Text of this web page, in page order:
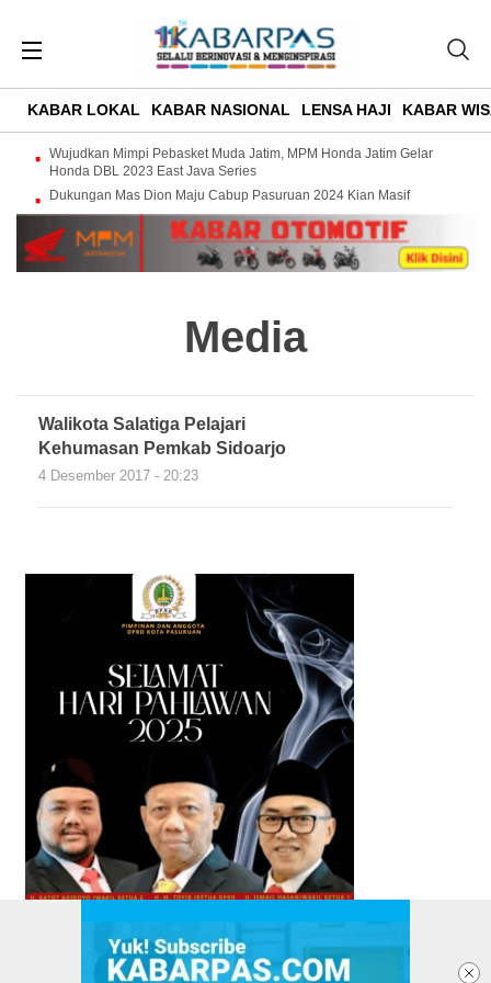
KABAR LOKAL KABAR NASIONAL LENSA HAJI KABAR
Wujudkan Mimpi Pebasket Muda Jatim, MPM Honda Jatim Gelar
Honda DBL 2023 East Java Series
Dukungan Mas Dion Maju Cabup Pasuruan 2024 Kian Masif
Media
Walikota Salatiga Pelajari
Kehumasan Pemkab Sidoarjo
4 Desember 2017 - 20:23